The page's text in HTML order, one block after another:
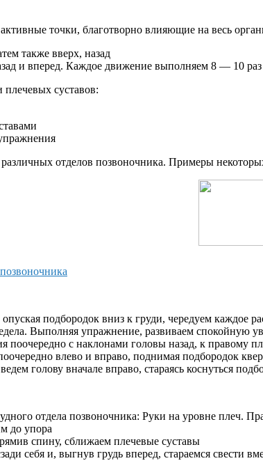
точки, благотворно влияющие на весь
также вверх, назад
и вперед. Каждое движение выполняем 8 — 10 раз
суставов:
отделов позвоночника. Примеры
подбородок вниз к груди, чередуем каждое
Выполняя упражнение, развиваем спокойную
с наклонами головы назад, к правому
влево и вправо, поднимая подбородок
голову вначале вправо, стараясь коснуться
отдела позвоночника: Руки на уровне плеч.
до упора
спину, сближаем плечевые суставы
себя и, выгнув грудь вперед, стараемся свести